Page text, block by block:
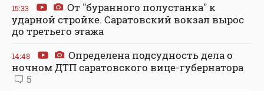
15:33
От "буранного полустанка" к
ударной стройке. Саратовский вокзал вырос
до третьего этажа
14:48
Определена подсудность дела о
ночном ДТП саратовского вице-губернатора
5